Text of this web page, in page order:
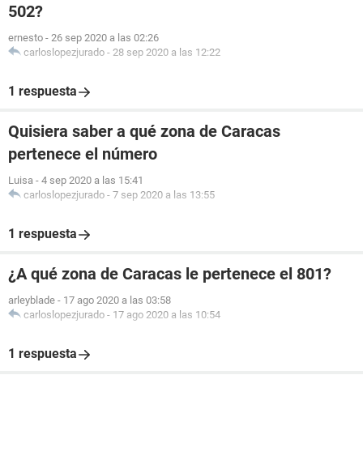
502?
ernesto - 26 sep 2020 a las 02:26
carloslopezjurado - 28 sep 2020 a las 12:22
1 respuesta
Quisiera saber a qué zona de Caracas
pertenece el número
Luisa - 4 sep 2020 a las 15:41
carloslopezjurado - 7 sep 2020 a las 13:55
1 respuesta
¿A qué zona de Caracas le pertenece el 801?
arleyblade - 17 ago 2020 a las 03:58
carloslopezjurado - 17 ago 2020 a las 10:54
1 respuesta